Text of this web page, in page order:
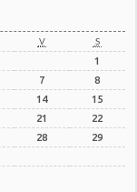
V S
1
7
8
14
15
21
22
28
29